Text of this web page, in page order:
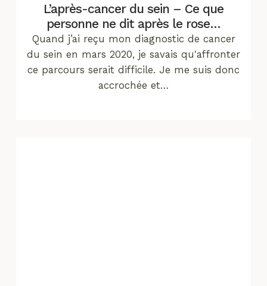
L’après-cancer du sein – Ce que
personne ne dit après le rose…
Quand j’ai reçu mon diagnostic de cancer
du sein en mars 2020, je savais qu'affronter
ce parcours serait difficile. Je me suis donc
accrochée et…